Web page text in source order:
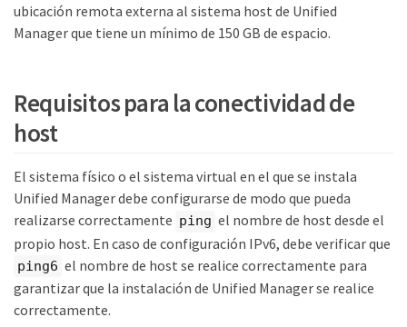
ubicación remota externa al sistema host de Unified
Manager que tiene un mínimo de 150 GB de espacio.
Requisitos para la conectividad de
host
El sistema físico o el sistema virtual en el que se instala
Unified Manager debe configurarse de modo que pueda
realizarse correctamente ping el nombre de host desde el
propio host. En caso de configuración IPv6, debe verificar que
ping6 el nombre de host se realice correctamente para
garantizar que la instalación de Unified Manager se realice
correctamente.